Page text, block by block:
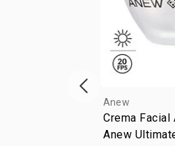
Anew
Crema
Anew
Vitrina de